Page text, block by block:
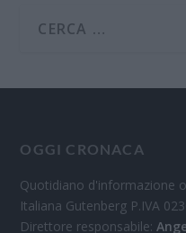
OGGI CRONACA
Quotidiano d'informazione
Italiana Gutenberg P.IVA
Direttore responsabile: